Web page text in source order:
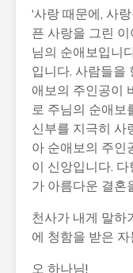
‘사랑 때문에, 사
픈 사랑을 그린 이
님의 순애보입니
입니다. 사람들을
애보의 주인공이
로 주님의 순애보
신부를 지극히 사
아 순애보의 주인
이 신앙입니다.
가 아름다운 결혼
천사가 내게 말하
에 청함을 받은 자
오 하나님!